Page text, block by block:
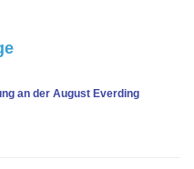
an der August Everding